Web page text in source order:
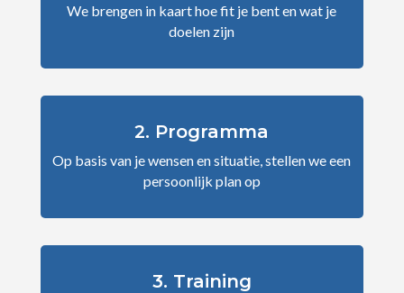
We brengen in kaart hoe fit je bent en wat je
doelen zijn
2. Programma
Op basis van je wensen en situatie, stellen we een
persoonlijk plan op
3. Training